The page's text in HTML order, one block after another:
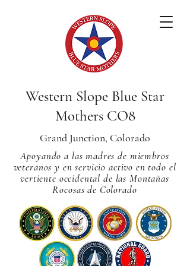
Western Slope Blue Star
Mothers CO8
Grand Junction, Colorado
Apoyando a las madres de miembros
veteranos y en servicio activo en todo el
vertiente occidental de las Montañas
Rocosas de Colorado